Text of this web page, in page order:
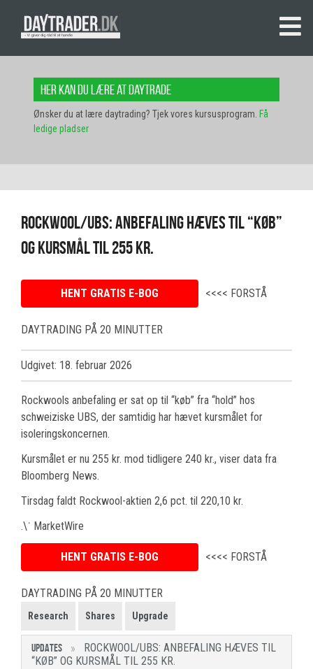
Her kan du lære at daytrade
Ønsker du at lære daytrading? Tjek vores kursusprogram. Få
ledige pladser
Rockwool/UBS: Anbefaling hæves til “køb”
og kursmål til 255 kr.
HENT GRATIS E-BOG <<<< FORSTÅ
DAYTRADING PÅ 20 MINUTTER
Udgivet: 18. februar 2026
Rockwools anbefaling er sat op til “køb” fra “hold” hos
schweiziske UBS, der samtidig har hævet kursmålet for
isoleringskoncernen.
Kursmålet er nu 255 kr. mod tidligere 240 kr., viser data fra
Bloomberg News.
Tirsdag faldt Rockwool-aktien 2,6 pct. til 220,10 kr.
.\˙ MarketWire
HENT GRATIS E-BOG <<<< FORSTÅ
DAYTRADING PÅ 20 MINUTTER
Research Shares Upgrade
UPDATES
ROCKWOOL/UBS: ANBEFALING HÆVES TIL
“KØB” OG KURSMÅL TIL 255 KR.